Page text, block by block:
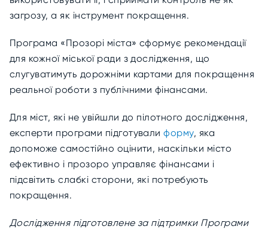
загрозу, а як інструмент покращення.
Програма «Прозорі міста» сформує рекомендації
для кожної міської ради з дослідження, що
слугуватимуть дорожніми картами для покращення
реальної роботи з публічними фінансами.
Для міст, які не увійшли до пілотного дослідження,
експерти програми підготувалиформу, яка
допоможе самостійно оцінити, наскільки місто
ефективно і прозоро управляє фінансами і
підсвітить слабкі сторони, які потребують
покращення.
Дослідження підготовлене за підтримки Програми